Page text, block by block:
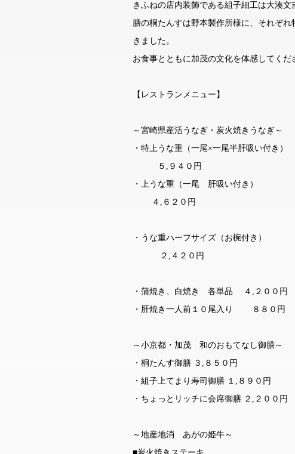
きふねの店内装飾である組子細工は大湊文
膳の桐たんすは野本製作所様に、それぞ
きました。
お食事とともに加茂の文化を体感してくだ
【レストランメニュー】
～宮崎県産活うなぎ・炭火焼きうなぎ～
・特上うな重（一尾×一尾半肝吸い付き）
５,９４０円
・上うな重（一尾 肝吸い付き）
４,６２０円
・うな重ハーフサイズ（お椀付き）
２,４２０円
・蒲焼き、白焼き 各単品 ４,２００円
・肝焼き一人前１０尾入り ８８０円
～小京都・加茂 和のおもてなし御膳～
・桐たんす御膳 ３,８５０円
・組子上てまり寿司御膳 １,８９０円
・ちょっとリッチに会席御膳 ２,２００円
～地産地消 あがの姫牛～